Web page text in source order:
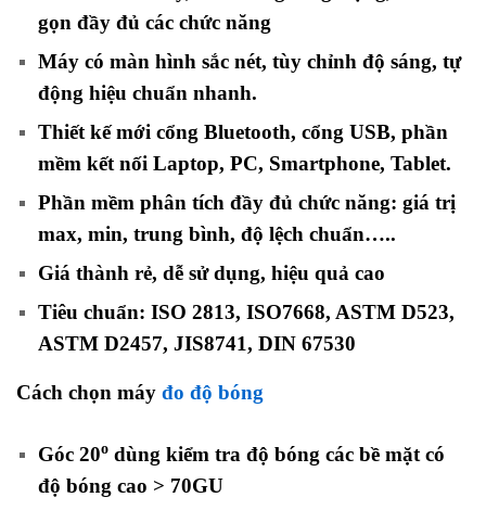
gọn đầy đủ các chức năng
Máy có màn hình sắc nét, tùy chỉnh độ sáng, tự
động hiệu chuẩn nhanh.
Thiết kế mới cổng Bluetooth, cổng USB, phần
mềm kết nối Laptop, PC, Smartphone, Tablet.
Phần mềm phân tích đầy đủ chức năng: giá trị
max, min, trung bình, độ lệch chuẩn…..
Giá thành rẻ, dễ sử dụng, hiệu quả cao
Tiêu chuẩn: ISO 2813, ISO7668, ASTM D523,
ASTM D2457, JIS8741, DIN 67530
Cách chọn máy đo độ bóng
Góc 20o dùng kiểm tra độ bóng các bề mặt có
độ bóng cao > 70GU